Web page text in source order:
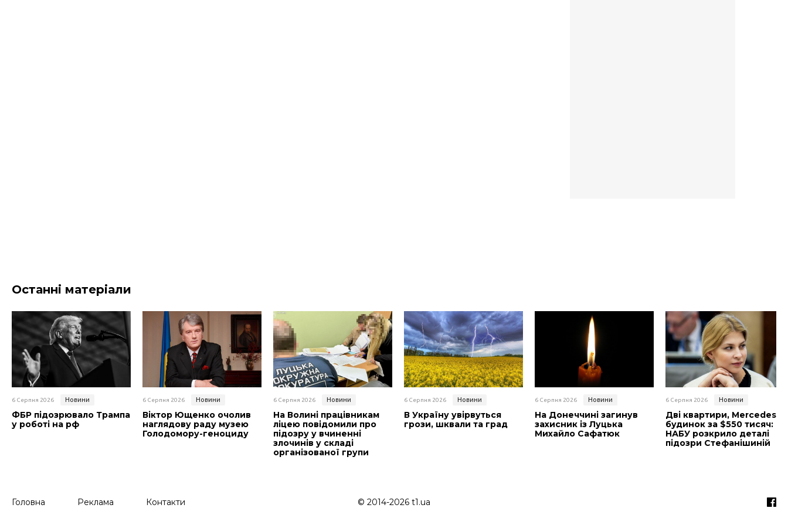
Останні матеріали
6 Серпня 2026 Новини
ФБР підозрювало Трампа
у роботі на рф
6 Серпня 2026 Новини
Віктор Ющенко очолив
наглядову раду музею
Голодомору-геноциду
6 Серпня 2026 Новини
На Волині працівникам
ліцею повідомили про
підозру у вчиненні
злочинів у складі
організованої групи
6 Серпня 2026 Новини
В Україну увірвуться
грози, шквали та град
6 Серпня 2026 Новини
На Донеччині загинув
захисник із Луцька
Михайло Сафатюк
6 Серпня 2026 Новини
Дві квартири, Mercedes і
будинок за $550 тисяч:
НАБУ розкрило деталі
підозри Стефанішиній
Головна Реклама Контакти © 2014-2026 t1.ua